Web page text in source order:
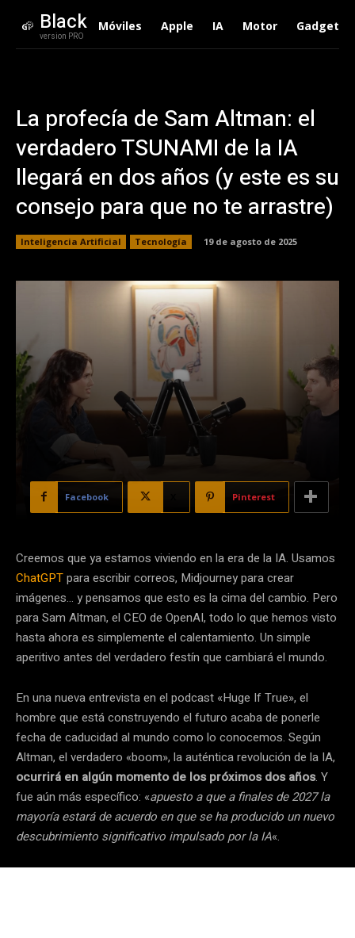
Black
version PRO
Móviles Apple IA Motor Gadgets
La profecía de Sam Altman: el
verdadero TSUNAMI de la IA
llegará en dos años (y este es su
consejo para que no te arrastre)
Inteligencia Artificial Tecnología 19 de agosto de 2025
Facebook Pinterest
Creemos que ya estamos viviendo en la era de la IA. Usamos
ChatGPTpara escribir correos, Midjourney para crear
imágenes… y pensamos que esto es la cima del cambio. Pero
para Sam Altman, el CEO de OpenAI, todo lo que hemos visto
hasta ahora es simplemente el calentamiento. Un simple
aperitivo antes del verdadero festín que cambiará el mundo.
En una nueva entrevista en el podcast «Huge If True», el
hombre que está construyendo el futuro acaba de ponerle
fecha de caducidad al mundo como lo conocemos. Según
Altman, el verdadero «boom», la auténtica revolución de la IA,
ocurrirá en algún momento de los próximos dos años. Y
fue aún más específico: «apuesto a que a finales de 2027 la
mayoría estará de acuerdo en que se ha producido un nuevo
descubrimiento significativo impulsado por la IA«.